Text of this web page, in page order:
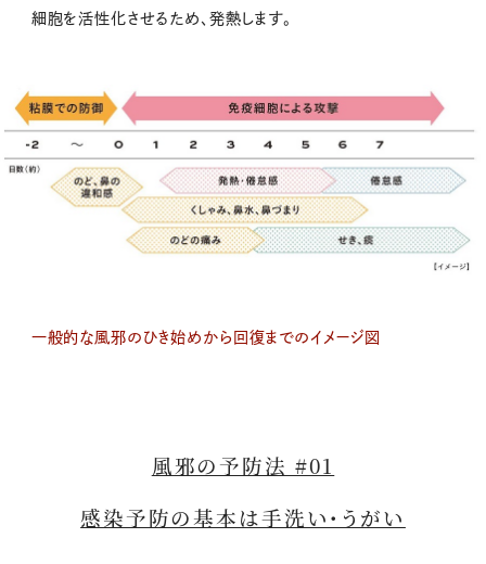
細胞を活性化させるため、発熱します。
一般的な風邪のひき始めから回復までのイメージ図
風邪の予防法 #01
感染予防の基本は手洗い・うがい